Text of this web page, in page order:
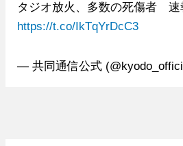
タジオ放火、多数の死傷者 速
https://t.co/IkTqYrDcC3
— 共同通信公式